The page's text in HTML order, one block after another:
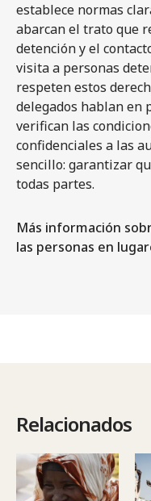
establece normas
abarcan el trato que
detención y el
visita a personas
respeten estos
delegados hablan en
verifican las
confidenciales a las
sencillo: garantizar
todas partes.
Más información
las personas en
Relacionados